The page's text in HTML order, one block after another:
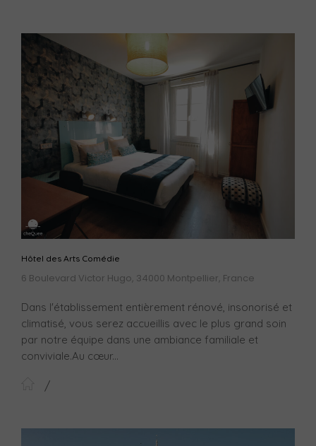
Hôtel des Arts Comédie
6 Boulevard Victor Hugo, 34000 Montpellier, France
Dans l'établissement entièrement rénové, insonorisé et
climatisé, vous serez accueillis avec le plus grand soin
par notre équipe dans une ambiance familiale et
conviviale.Au cœur...